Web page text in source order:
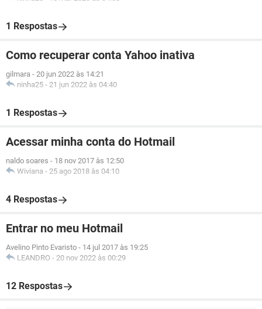
1 Respostas
Como recuperar conta Yahoo inativa
gilmara - 20 jun 2022 às 14:21
ninha25 - 21 jun 2022 às 04:40
1 Respostas
Acessar minha conta do Hotmail
naldo soares - 18 nov 2017 às 12:50
Wiviana - 25 ago 2018 às 04:10
4 Respostas
Entrar no meu Hotmail
Avelino Pinto Evaristo - 14 jul 2017 às 19:25
LEANDRO - 20 nov 2022 às 00:29
12 Respostas